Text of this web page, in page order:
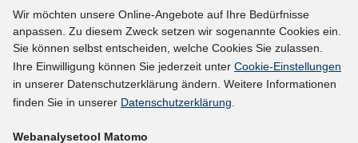
Social-Media-Kanäle
BlueSky
YouTube
LinkedIn
Wir möchten unsere Online-Angebote auf Ihre Bedürfnisse
anpassen. Zu diesem Zweck setzen wir sogenannte Cookies ein.
Sie können selbst entscheiden, welche Cookies Sie zulassen.
Ihre Einwilligung können Sie jederzeit unter Cookie-Einstellungen
in unserer Datenschutzerklärung ändern. Weitere Informationen
finden Sie in unserer Datenschutzerklärung.
Webanalysetool Matomo